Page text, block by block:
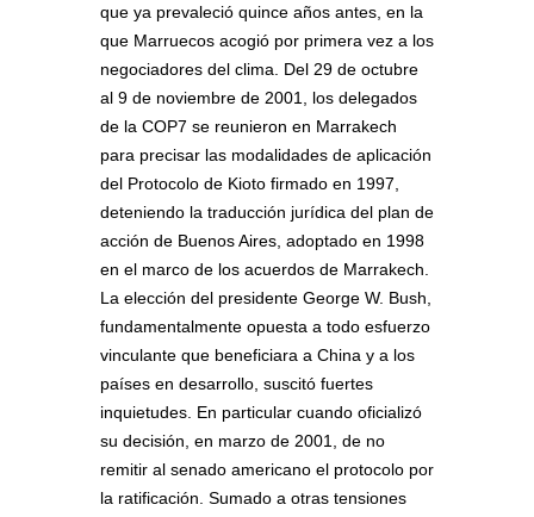
que ya prevaleció quince años antes, en la
que Marruecos acogió por primera vez a los
negociadores del clima. Del 29 de octubre
al 9 de noviembre de 2001, los delegados
de la COP7 se reunieron en Marrakech
para precisar las modalidades de aplicación
del Protocolo de Kioto firmado en 1997,
deteniendo la traducción jurídica del plan de
acción de Buenos Aires, adoptado en 1998
en el marco de los acuerdos de Marrakech.
La elección del presidente George W. Bush,
fundamentalmente opuesta a todo esfuerzo
vinculante que beneficiara a China y a los
países en desarrollo, suscitó fuertes
inquietudes. En particular cuando oficializó
su decisión, en marzo de 2001, de no
remitir al senado americano el protocolo por
la ratificación. Sumado a otras tensiones